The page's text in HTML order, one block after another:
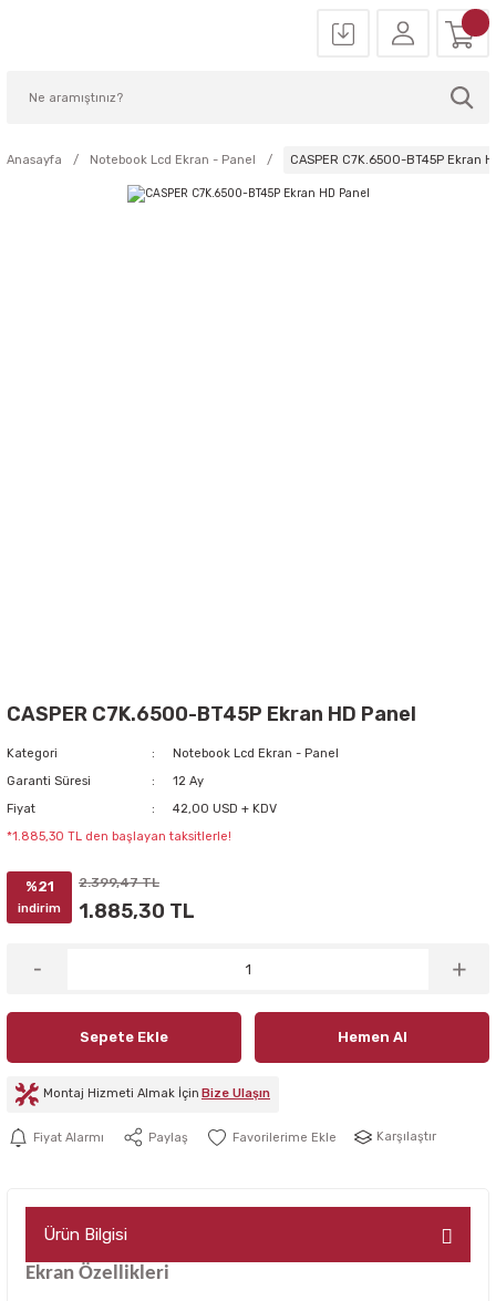
Anasayfa Notebook Lcd Ekran - Panel CASPER C7K.6500-BT45P Ekran
CASPER C7K.6500-BT45P Ekran HD Panel
Kategori
Notebook Lcd Ekran - Panel
Garanti Süresi
12 Ay
Fiyat
42,00 USD + KDV
*1.885,30 TL den başlayan taksitlerle!
%21
indirim
2.399,47 TL
1.885,30 TL
Sepete Ekle Hemen Al
Montaj Hizmeti Almak İçin Bize Ulaşın
Fiyat Alarmı Paylaş Karşılaştır
Ürün Bilgisi
Ekran Özellikleri